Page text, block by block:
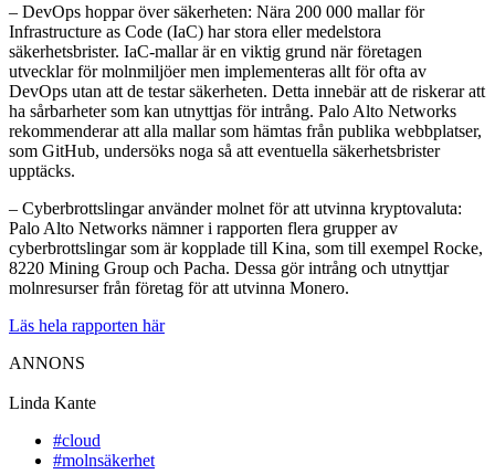
– DevOps hoppar över säkerheten: Nära 200 000 mallar för
Infrastructure as Code (IaC) har stora eller medelstora
säkerhetsbrister. IaC-mallar är en viktig grund när företagen
utvecklar för molnmiljöer men implementeras allt för ofta av
DevOps utan att de testar säkerheten. Detta innebär att de riskerar att
ha sårbarheter som kan utnyttjas för intrång. Palo Alto Networks
rekommenderar att alla mallar som hämtas från publika webbplatser,
som GitHub, undersöks noga så att eventuella säkerhetsbrister
upptäcks.
– Cyberbrottslingar använder molnet för att utvinna kryptovaluta:
Palo Alto Networks nämner i rapporten flera grupper av
cyberbrottslingar som är kopplade till Kina, som till exempel Rocke,
8220 Mining Group och Pacha. Dessa gör intrång och utnyttjar
molnresurser från företag för att utvinna Monero.
Läs hela rapporten här
ANNONS
Linda Kante
#cloud
#molnsäkerhet